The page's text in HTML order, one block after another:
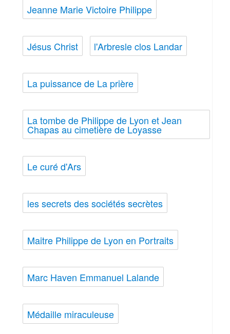
Jeanne Marie Victoire Philippe
Jésus Christ l'Arbresle clos Landar
La puissance de La prière
La tombe de Philippe de Lyon et Jean
Chapas au cimetière de Loyasse
Le curé d'Ars
les secrets des sociétés secrètes
Maitre Philippe de Lyon en Portraits
Marc Haven Emmanuel Lalande
Médaille miraculeuse